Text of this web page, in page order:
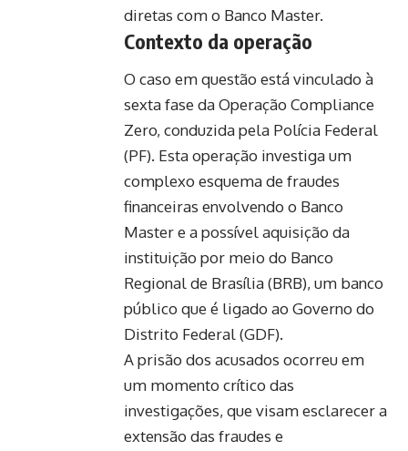
diretas com o Banco Master.
Contexto da operação
O caso em questão está vinculado à
sexta fase da Operação Compliance
Zero, conduzida pela Polícia Federal
(PF). Esta operação investiga um
complexo esquema de fraudes
financeiras envolvendo o Banco
Master e a possível aquisição da
instituição por meio do Banco
Regional de Brasília (BRB), um banco
público que é ligado ao Governo do
Distrito Federal (GDF).
A prisão dos acusados ocorreu em
um momento crítico das
investigações, que visam esclarecer a
extensão das fraudes e